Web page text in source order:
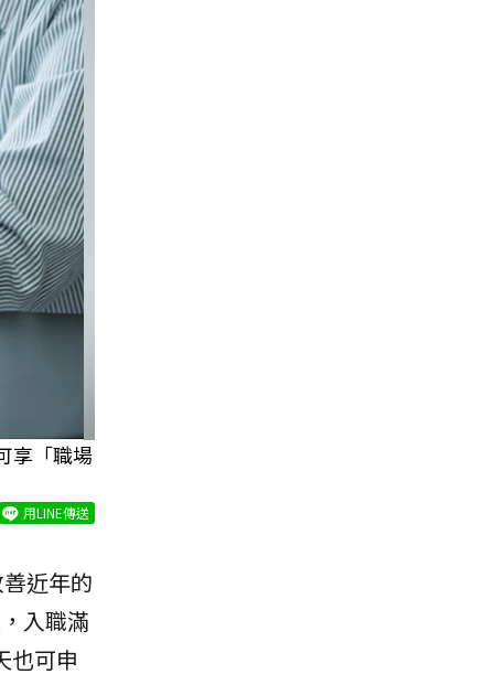
享「職場
用LINE傳送
近年的
入職滿
也可申